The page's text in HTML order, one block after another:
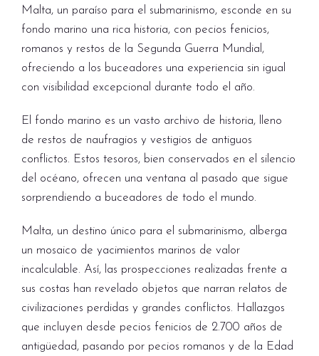
Malta, un paraíso para el submarinismo, esconde en su
fondo marino una rica historia, con pecios fenicios,
romanos y restos de la Segunda Guerra Mundial,
ofreciendo a los buceadores una experiencia sin igual
con visibilidad excepcional durante todo el año.
El fondo marino es un vasto archivo de historia, lleno
de restos de naufragios y vestigios de antiguos
conflictos. Estos tesoros, bien conservados en el silencio
del océano, ofrecen una ventana al pasado que sigue
sorprendiendo a buceadores de todo el mundo.
Malta, un destino único para el submarinismo, alberga
un mosaico de yacimientos marinos de valor
incalculable. Así, las prospecciones realizadas frente a
sus costas han revelado objetos que narran relatos de
civilizaciones perdidas y grandes conflictos. Hallazgos
que incluyen desde pecios fenicios de 2.700 años de
antigüedad, pasando por pecios romanos y de la Edad